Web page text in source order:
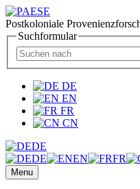
Postkoloniale
Suchformular
DE
EN
FR
CN
DE
DE
EN FR
Menu